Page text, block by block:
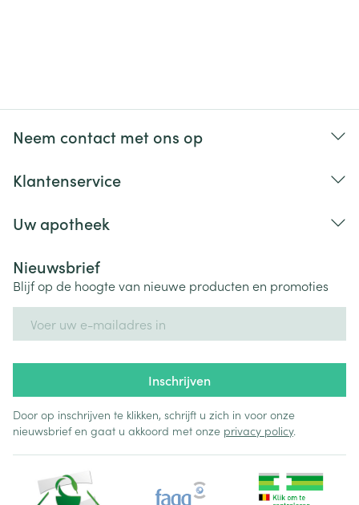
Neem contact met ons op
Klantenservice
Uw apotheek
Nieuwsbrief
Blijf op de hoogte van nieuwe producten en promoties
Inschrijven
Door op inschrijven te klikken, schrijft u zich in voor onze
nieuwsbrief en gaat u akkoord met onze privacy policy.